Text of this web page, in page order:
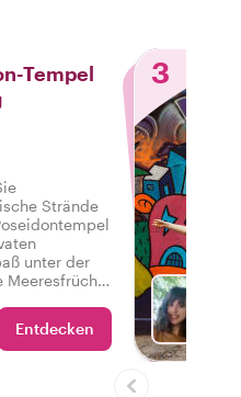
Tempel
Strände
unter der
Meeresfrüchte
Entdecken
3